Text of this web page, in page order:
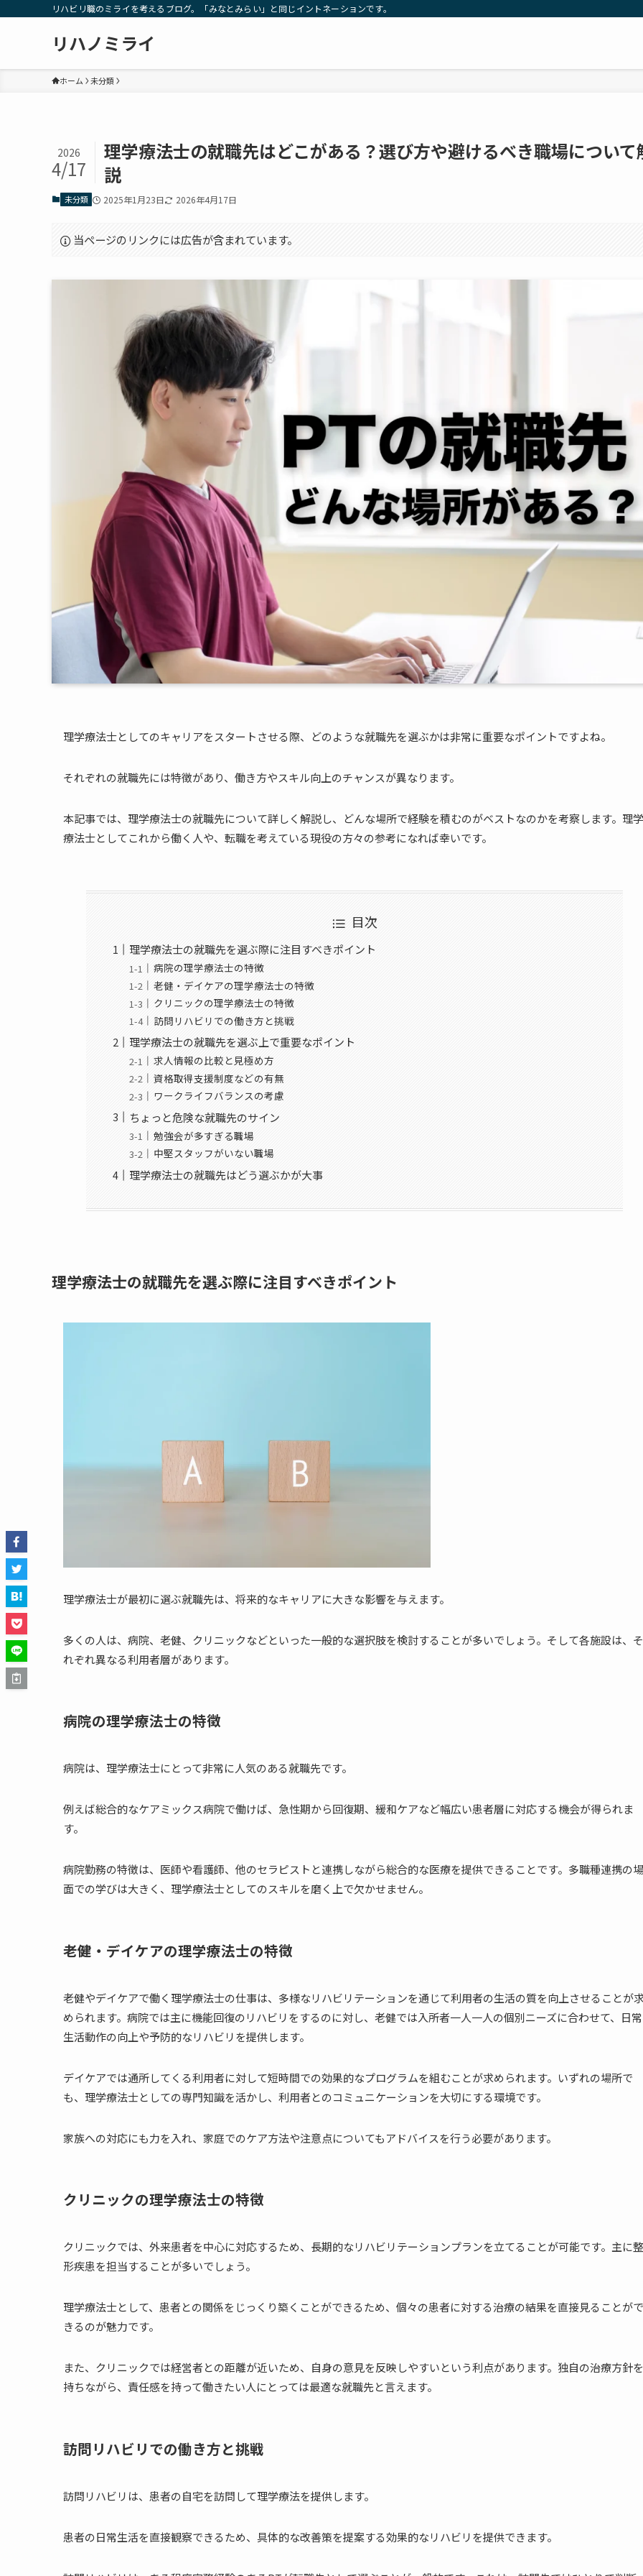
リハビリ職のミライを考えるブログ。「みなとみらい」と同じイントネーションです。
リハノミライ
ホーム 未分類
理学療法士の就職先はどこがある？選び方や避けるべき職場について
説
2026
4/17
未分類 2025年1月23日 2026年4月17日
当ページのリンクには広告が含まれています。
理学療法士としてのキャリアをスタートさせる際、どのような就職先を選ぶかは非常に重要なポイントですよね。
それぞれの就職先には特徴があり、働き方やスキル向上のチャンスが異なります。
本記事では、理学療法士の就職先について詳しく解説し、どんな場所で経験を積むのがベストなのかを考察します。理学
療法士としてこれから働く人や、転職を考えている現役の方々の参考になれば幸いです。
目次
理学療法士の就職先を選ぶ際に注目すべきポイント
病院の理学療法士の特徴
老健・デイケアの理学療法士の特徴
クリニックの理学療法士の特徴
訪問リハビリでの働き方と挑戦
理学療法士の就職先を選ぶ上で重要なポイント
求人情報の比較と見極め方
資格取得支援制度などの有無
ワークライフバランスの考慮
ちょっと危険な就職先のサイン
勉強会が多すぎる職場
中堅スタッフがいない職場
理学療法士の就職先はどう選ぶかが大事
理学療法士の就職先を選ぶ際に注目すべきポイント
理学療法士が最初に選ぶ就職先は、将来的なキャリアに大きな影響を与えます。
多くの人は、病院、老健、クリニックなどといった一般的な選択肢を検討することが多いでしょう。そして各施設は、そ
れぞれ異なる利用者層があります。
病院の理学療法士の特徴
病院は、理学療法士にとって非常に人気のある就職先です。
例えば総合的なケアミックス病院で働けば、急性期から回復期、緩和ケアなど幅広い患者層に対応する機会が得られま
す。
病院勤務の特徴は、医師や看護師、他のセラピストと連携しながら総合的な医療を提供できることです。多職種連携の場
面での学びは大きく、理学療法士としてのスキルを磨く上で欠かせません。
老健・デイケアの理学療法士の特徴
老健やデイケアで働く理学療法士の仕事は、多様なリハビリテーションを通じて利用者の生活の質を向上させることが
められます。病院では主に機能回復のリハビリをするのに対し、老健では入所者一人一人の個別ニーズに合わせて、日常
生活動作の向上や予防的なリハビリを提供します。
デイケアでは通所してくる利用者に対して短時間での効果的なプログラムを組むことが求められます。いずれの場所で
も、理学療法士としての専門知識を活かし、利用者とのコミュニケーションを大切にする環境です。
家族への対応にも力を入れ、家庭でのケア方法や注意点についてもアドバイスを行う必要があります。
クリニックの理学療法士の特徴
クリニックでは、外来患者を中心に対応するため、長期的なリハビリテーションプランを立てることが可能です。主に整
形疾患を担当することが多いでしょう。
理学療法士として、患者との関係をじっくり築くことができるため、個々の患者に対する治療の結果を直接見ることがで
きるのが魅力です。
また、クリニックでは経営者との距離が近いため、自身の意見を反映しやすいという利点があります。独自の治療方針を
持ちながら、責任感を持って働きたい人にとっては最適な就職先と言えます。
訪問リハビリでの働き方と挑戦
訪問リハビリは、患者の自宅を訪問して理学療法を提供します。
患者の日常生活を直接観察できるため、具体的な改善策を提案する効果的なリハビリを提供できます。